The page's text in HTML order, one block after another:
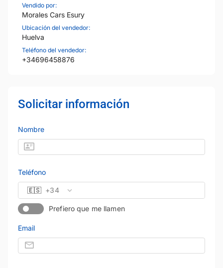
Vendido por:
Morales Cars Esury
Ubicación del vendedor:
Huelva
Teléfono del vendedor:
+34696458876
Solicitar información
Nombre
Teléfono
🇪🇸 +34
Prefiero que me llamen
Email